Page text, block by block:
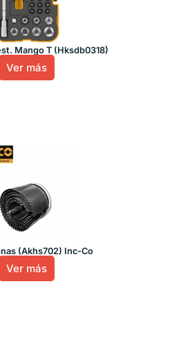
Mango T (Hksdb0318)
Ver más
(Akhs702) Inc-Co
Ver más